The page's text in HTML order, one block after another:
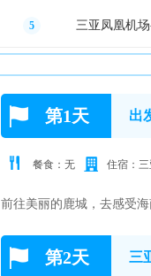
5 三亚凤凰机
第1天 出
餐食：无 住宿：
前往美丽的鹿城，去感受
第2天 三